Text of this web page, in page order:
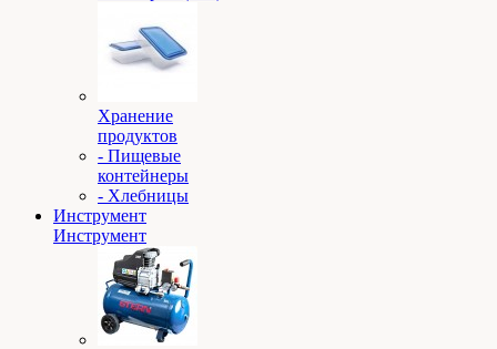
Хранение
продуктов
- Пищевые
контейнеры
- Хлебницы
Инструмент
Инструмент